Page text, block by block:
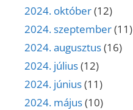
2024. október(12)
2024. szeptember(11)
2024. augusztus(16)
2024. július(12)
2024. június(11)
2024. május(10)